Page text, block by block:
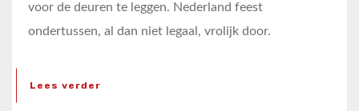
voor de deuren te leggen. Nederland feest
ondertussen, al dan niet legaal, vrolijk door.
Lees verder